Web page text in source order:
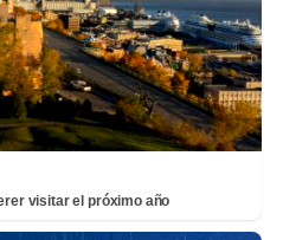
visitar el próximo año